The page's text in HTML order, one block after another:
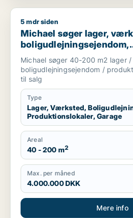
Michael søger lager, værksted,
5 mdr siden
Michael søger lager,
boligudlejningsejendom,
produktionslokaler eller
København K, Vesterbro
Michael søger 40-200 m2 lager
boligudlejningsejendom /
til salg
Type
Lager, Værksted,
Produktionslokaler, Garage
Areal
40 - 200 m2
Max. per måned
4.000.000 DKK
Mere info